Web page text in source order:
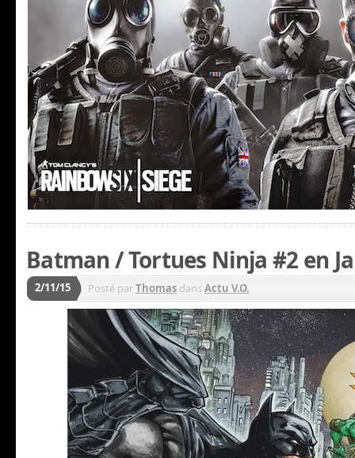
Batman / Tortues Ninja #2 en
2/11/15 Posté parThomas dansActu V.O.